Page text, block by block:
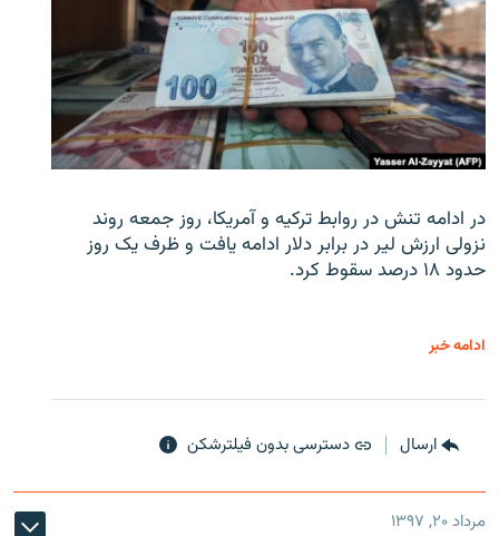
در ادامه تنش در روابط ترکیه و آمریکا، روز جمعه روند
نزولی ارزش لیر در برابر دلار ادامه یافت و ظرف یک روز
حدود ۱۸ درصد سقوط کرد.
ادامه خبر
ارسال دسترسی بدون فیلترشکن
مرداد ۲۰, ۱۳۹۷